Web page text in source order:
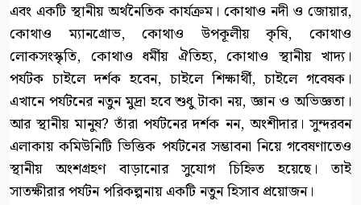
এবং একটি স্থানীয় অর্থনৈতিক কার্যক্রম। কোথাও নদী ও জোয়ার,
কোথাও ম্যানগ্রোভ, কোথাও উপকূলীয় কৃষি, কোথাও
লোকসংস্কৃতি, কোথাও ধর্মীয় ঐতিহ্য, কোথাও স্থানীয় খাদ্য।
পর্যটক চাইলে দর্শক হবেন, চাইলে শিক্ষার্থী, চাইলে গবেষক।
এখানে পর্যটনের নতুন মুদ্রা হবে শুধু টাকা নয়, জ্ঞান ও অভিজ্ঞতা।
আর স্থানীয় মানুষ? তাঁরা পর্যটনের দর্শক নন, অংশীদার। সুন্দরবন
এলাকায় কমিউনিটি ভিত্তিক পর্যটনের সম্ভাবনা নিয়ে গবেষণাতেও
স্থানীয় অংশগ্রহণ বাড়ানোর সুযোগ চিহ্নিত হয়েছে। তাই
সাতক্ষীরার পর্যটন পরিকল্পনায় একটি নতুন হিসাব প্রয়োজন।